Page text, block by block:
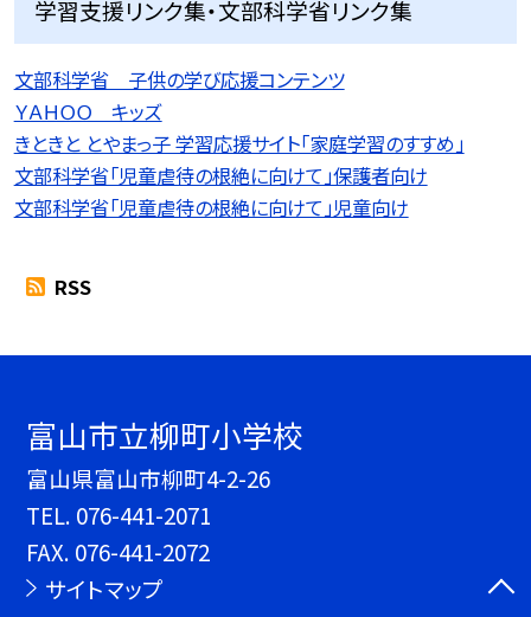
学習支援リンク集・文部科学省リンク集
文部科学省 子供の学び応援コンテンツ
ＹＡＨＯＯ キッズ
きときと とやまっ子 学習応援サイト「家庭学習のすすめ」
文部科学省「児童虐待の根絶に向けて」保護者向け
文部科学省「児童虐待の根絶に向けて」児童向け
RSS
富山市立柳町小学校
富山県富山市柳町4-2-26
TEL. 076-441-2071
FAX. 076-441-2072
サイトマップ